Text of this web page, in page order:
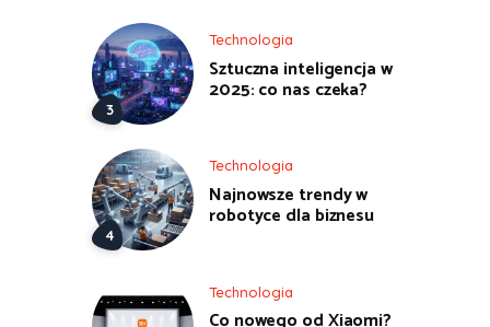
Technologia
Sztuczna inteligencja w
2025: co nas czeka?
Technologia
Najnowsze trendy w
robotyce dla biznesu
Technologia